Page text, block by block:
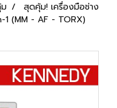
สุดคุ้ม! เครื่องมือช่าง
1 (MM - AF - TORX)